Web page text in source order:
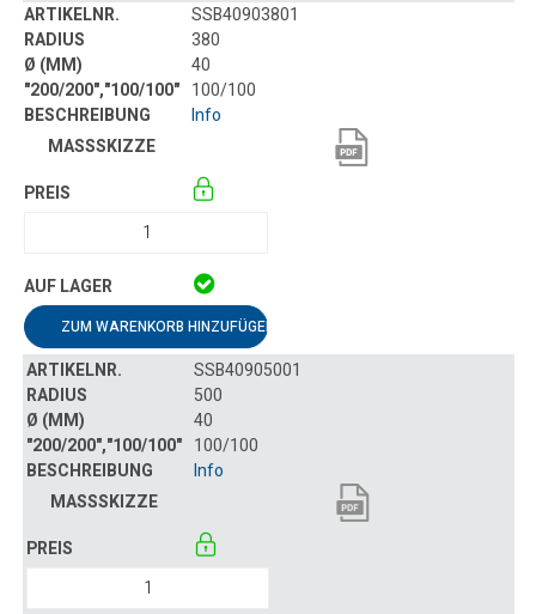
SSB40903801
380
40
100/100
Info
ZUM WARENKORB HINZUFÜGEN
SSB40905001
500
40
100/100
Info